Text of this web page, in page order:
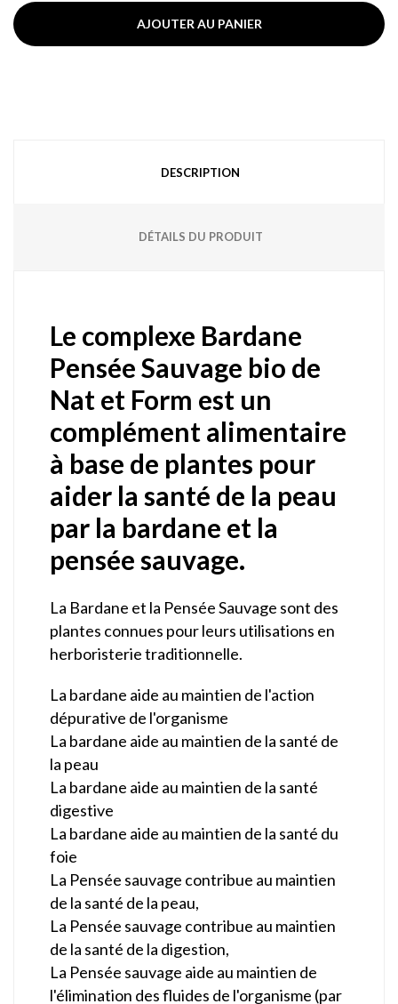
AJOUTER AU PANIER
DESCRIPTION
DÉTAILS DU PRODUIT
Le complexe Bardane
Pensée Sauvage bio de
Nat et Form est un
complément alimentaire
à base de plantes pour
aider la santé de la peau
par la bardane et la
pensée sauvage.
La Bardane et la Pensée Sauvage sont des
plantes connues pour leurs utilisations en
herboristerie traditionnelle.
La bardane aide au maintien de l'action
dépurative de l'organisme
La bardane aide au maintien de la santé de
la peau
La bardane aide au maintien de la santé
digestive
La bardane aide au maintien de la santé du
foie
La Pensée sauvage contribue au maintien
de la santé de la peau,
La Pensée sauvage contribue au maintien
de la santé de la digestion,
La Pensée sauvage aide au maintien de
l'élimination des fluides de l'organisme (par